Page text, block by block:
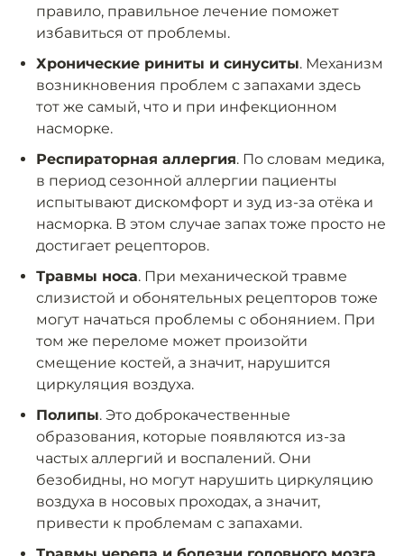
правило, правильное лечение поможет
избавиться от проблемы.
Хронические риниты и синуситы. Механизм
возникновения проблем с запахами здесь
тот же самый, что и при инфекционном
насморке.
Респираторная аллергия. По словам медика,
в период сезонной аллергии пациенты
испытывают дискомфорт и зуд из-за отёка и
насморка. В этом случае запах тоже просто не
достигает рецепторов.
Травмы носа. При механической травме
слизистой и обонятельных рецепторов тоже
могут начаться проблемы с обонянием. При
том же переломе может произойти
смещение костей, а значит, нарушится
циркуляция воздуха.
Полипы. Это доброкачественные
образования, которые появляются из-за
частых аллергий и воспалений. Они
безобидны, но могут нарушить циркуляцию
воздуха в носовых проходах, а значит,
привести к проблемам с запахами.